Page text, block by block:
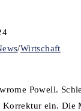
/Wirtschaft
Powell.
ein.